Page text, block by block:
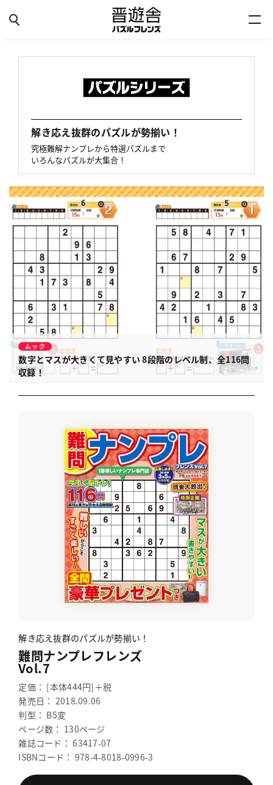
解き応え抜群のパズルが勢揃い！
究極難解ナンプレから特選パズルまで
いろんなパズルが大集合！
ムック
数字とマスが大きくて見やすい 8段階のレベル制、全116問
収録！
解き応え抜群のパズルが勢揃い！
難問ナンプレフレンズ
Vol.7
定価： [本体444円]＋税
発売日： 2018.09.06
判型： B5変
ページ数： 130ページ
雑誌コード： 63417-07
ISBNコード： 978-4-8018-0996-3